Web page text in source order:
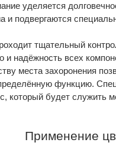
уделяется
и подвергаются
тщательный
и надёжность всех
места захоронения
функцию.
который будет служить
Применение